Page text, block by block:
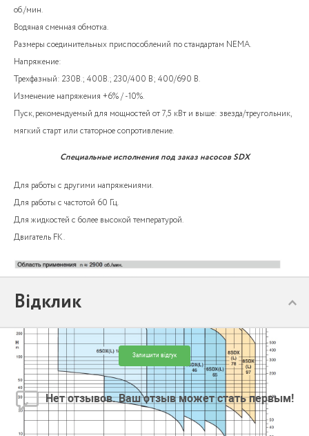
об./мин.
Водяная сменная обмотка.
Размеры соединительных приспособлений по стандартам NEMA.
Напряжение:
Трехфазный: 230В.; 400В.; 230/400 В; 400/690 В.
Изменение напряжения +6% / -10%.
Пуск, рекомендуемый для мощностей от 7,5 кВт и выше: звезда/треугольник,
мягкий старт или статорное сопротивление.
Специальные исполнения под заказ насосов SDX
Для работы с другими напряжениями.
Для работы с частотой 60 Гц.
Для жидкостей с более высокой температурой.
Двигатель FK.
Відклик
Залишити відгук
Нет отзывов. Ваш отзыв может стать первым!